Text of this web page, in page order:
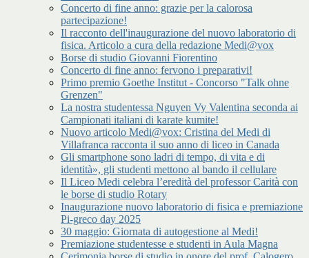
Concerto di fine anno: grazie per la calorosa
partecipazione!
Il racconto dell'inaugurazione del nuovo laboratorio di
fisica. Articolo a cura della redazione Medi@vox
Borse di studio Giovanni Fiorentino
Concerto di fine anno: fervono i preparativi!
Primo premio Goethe Institut - Concorso "Talk ohne
Grenzen"
La nostra studentessa Nguyen Vy Valentina seconda ai
Campionati italiani di karate kumite!
Nuovo articolo Medi@vox: Cristina del Medi di
Villafranca racconta il suo anno di liceo in Canada
Gli smartphone sono ladri di tempo, di vita e di
identità», gli studenti mettono al bando il cellulare
Il Liceo Medi celebra l’eredità del professor Carità con
le borse di studio Rotary
Inaugurazione nuovo laboratorio di fisica e premiazione
Pi-greco day 2025
30 maggio: Giornata di autogestione al Medi!
Premiazione studentesse e studenti in Aula Magna